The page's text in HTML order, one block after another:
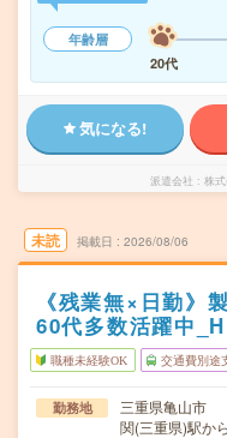
年齢層
20代
気になる!
派遣会社 株
未読 掲載日 2026/08/06
《残業無×日勤》
60代多数活躍中
職種未経験OK 交通費別途
勤務地
三重県亀山市
関(三重県)駅か